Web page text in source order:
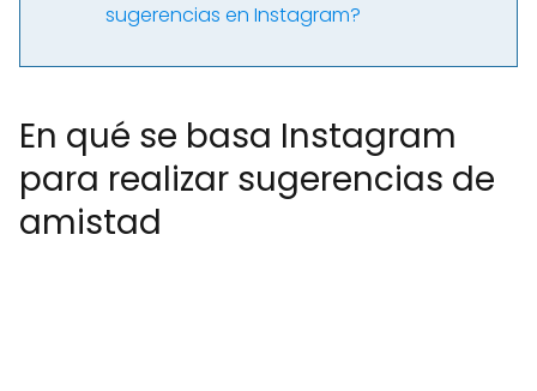
sugerencias en Instagram?
En qué se basa Instagram
para realizar sugerencias de
amistad